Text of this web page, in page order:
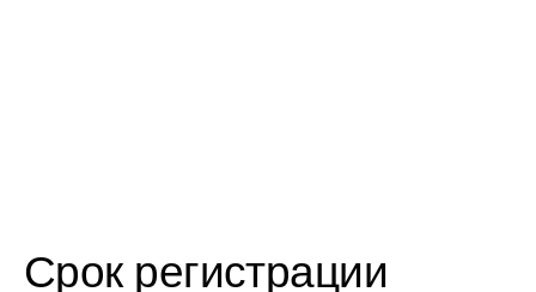
Срок регистрации